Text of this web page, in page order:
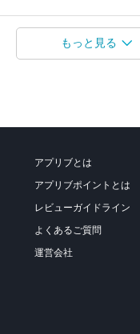
もっと見る
アプリブとは
アプリブポイントとは
レビューガイドライン
よくあるご質問
運営会社